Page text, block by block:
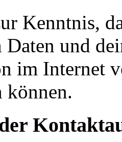
Kenntnis,
Daten und
im Internet
können.